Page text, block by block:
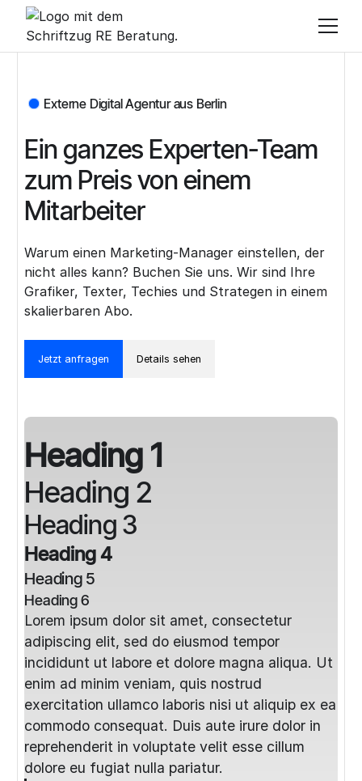
Externe Digital Agentur aus Berlin
Ein ganzes Experten-Team
zum Preis von einem
Mitarbeiter
Warum einen Marketing-Manager einstellen, der
nicht alles kann? Buchen Sie uns. Wir sind Ihre
Grafiker, Texter, Techies und Strategen in einem
skalierbaren Abo.
Jetzt anfragen Details sehen
Heading 1
Heading 2
Heading 3
Heading 4
Heading 5
Heading 6
Lorem ipsum dolor sit amet, consectetur
adipiscing elit, sed do eiusmod tempor
incididunt ut labore et dolore magna aliqua. Ut
enim ad minim veniam, quis nostrud
exercitation ullamco laboris nisi ut aliquip ex ea
commodo consequat. Duis aute irure dolor in
reprehenderit in voluptate velit esse cillum
dolore eu fugiat nulla pariatur.